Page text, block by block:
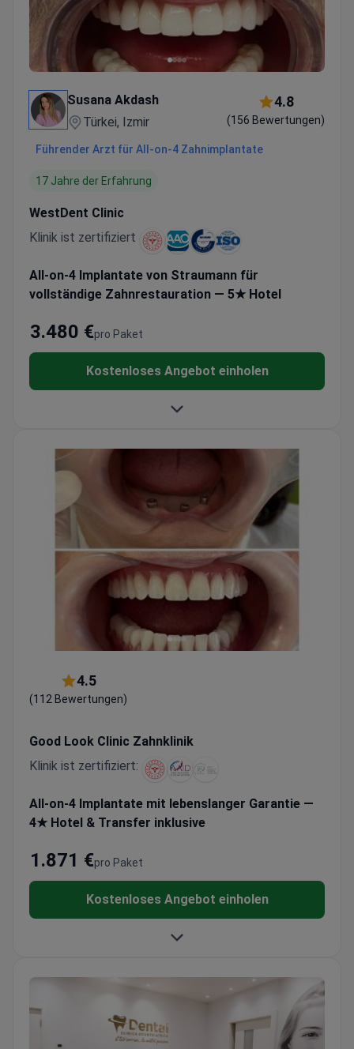
Susana Akdash
Türkei, Izmir
4.8
(156 Bewertungen)
Führender Arzt für All-on-4 Zahnimplantate
17 Jahre der Erfahrung
WestDent Clinic
Klinik ist zertifiziert
All-on-4 Implantate von Straumann für
vollständige Zahnrestauration — 5★ Hotel
pro Paket
3.480 €
Kostenloses Angebot einholen
4.5
(112 Bewertungen)
Good Look Clinic Zahnklinik
Klinik ist zertifiziert:
All-on-4 Implantate mit lebenslanger Garantie —
4★ Hotel & Transfer inklusive
pro Paket
1.871 €
Kostenloses Angebot einholen